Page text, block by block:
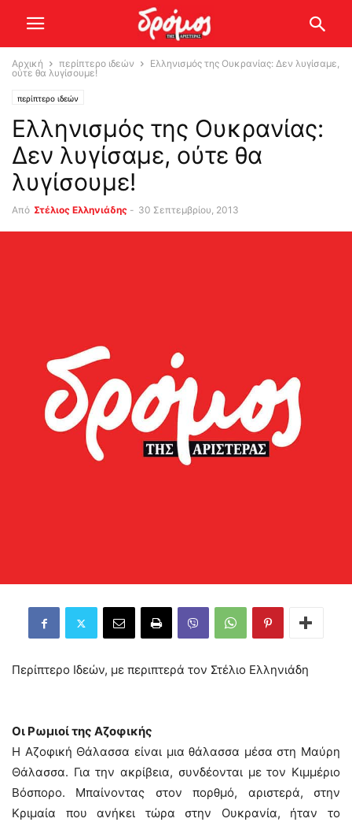
Αρχική περίπτερο ιδεών
Ελληνισμός της Ουκρανίας: Δεν λυγίσαμε,
ούτε θα λυγίσουμε!
περίπτερο ιδεών
Ελληνισμός της Ουκρανίας:
Δεν λυγίσαμε, ούτε θα
λυγίσουμε!
Από Στέλιος Ελληνιάδης - 30 Σεπτεμβρίου, 2013
Περίπτερο Ιδεών, με περιπτερά τον Στέλιο Ελληνιάδη
Οι Ρωμιοί της Αζοφικής
Η Αζοφική Θάλασσα είναι μια θάλασσα μέσα στη Μαύρη
Θάλασσα. Για την ακρίβεια, συνδέονται με τον Κιμμέριο
Βόσπορο. Μπαίνοντας στον πορθμό, αριστερά, στην
Κριμαία που ανήκει τώρα στην Ουκρανία, ήταν το